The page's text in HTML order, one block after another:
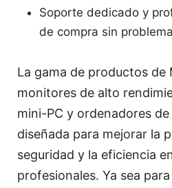
Soporte dedicado y
de compra sin
La gama de productos de
monitores de alto
mini-PC y ordenadores
diseñada para mejorar la
seguridad y la eficiencia
profesionales. Ya sea